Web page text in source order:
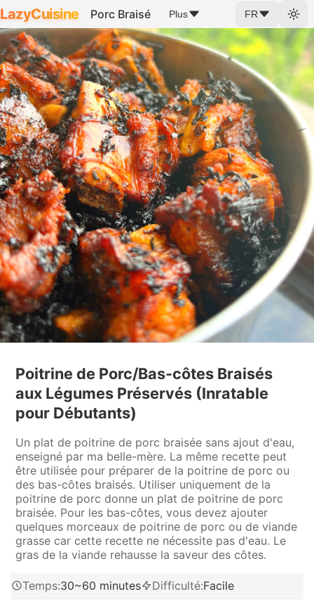
LazyCuisine Porc Braisé Plus FR
Poitrine de Porc/Bas-côtes Braisés
aux Légumes Préservés (Inratable
pour Débutants)
Un plat de poitrine de porc braisée sans ajout d'eau,
enseigné par ma belle-mère. La même recette peut
être utilisée pour préparer de la poitrine de porc ou
des bas-côtes braisés. Utiliser uniquement de la
poitrine de porc donne un plat de poitrine de porc
braisée. Pour les bas-côtes, vous devez ajouter
quelques morceaux de poitrine de porc ou de viande
grasse car cette recette ne nécessite pas d'eau. Le
gras de la viande rehausse la saveur des côtes.
Temps:30~60 minutes Difficulté:Facile